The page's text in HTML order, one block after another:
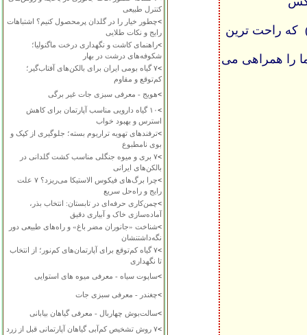
کنترل طبیعی
>چطور خیار را در گلدان پرمحصول کنیم؟ اشتباهات
رایج و نکات طلایی
>راهنمای کاشت و نگهداری درخت ماگنولیا؛
شکوفه‌های درشت در بهار
>
۷ گیاه بومی ایران برای بالکن‌های آفتاب‌گیر؛
کم‌توقع و مقاوم
>هویج - معرفی سبزی جات غیر برگی
>
۱۰ گیاه دارویی مناسب آپارتمان برای کاهش
استرس و بهبود خواب
>ترفندهای تهویه تراریوم بسته؛ جلوگیری از کپک و
بوی نامطبوع
>
۷ بری و میوه جنگلی مناسب کشت گلدانی در
بالکن‌های ایرانی
>
چرا برگ‌های فیکوس الاستیکا می‌ریزد؟ ۷ علت
رایج و راه‌حل سریع
>چمن‌کاری حرفه‌ای در تابستان: انتخاب بذر،
آماده‌سازی خاک و آبیاری دقیق
>شناخت «جانوران مضر باغ» و راه‌های طبیعی دور
نگه‌داشتنشان
>
۷ گیاه کم‌توقع برای آپارتمان‌های کم‌نور؛ از انتخاب
تا نگهداری
>ساپوت سیاه - معرفی میوه های استوایی
>چغندر - معرفی سبزی جات
>سالت‌بوش چهاربال - معرفی گیاهان بیابانی
>
۷ روش تشخیص کم‌آبی گیاهان آپارتمانی قبل از زرد
که راحت ترین
را همراهی می